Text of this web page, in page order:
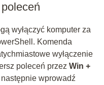
wyłączyć komputer za
Komenda
wyłączenie
poleceń przez Win +
wprowadź